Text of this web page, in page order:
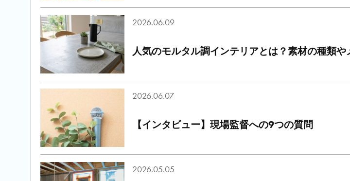
2026.06.09
人気のモルタル調インテリアとは？素材の種類や
2026.06.07
【インタビュー】現場監督への9つの質問
2026.05.05